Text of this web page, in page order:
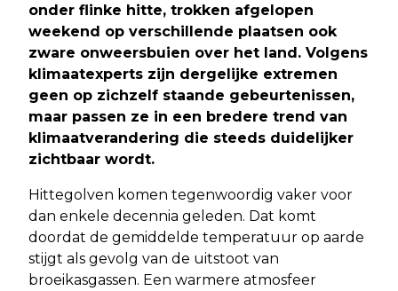
onder flinke hitte, trokken afgelopen
weekend op verschillende plaatsen ook
zware onweersbuien over het land. Volgens
klimaatexperts zijn dergelijke extremen
geen op zichzelf staande gebeurtenissen,
maar passen ze in een bredere trend van
klimaatverandering die steeds duidelijker
zichtbaar wordt.
Hittegolven komen tegenwoordig vaker voor
dan enkele decennia geleden. Dat komt
doordat de gemiddelde temperatuur op aarde
stijgt als gevolg van de uitstoot van
broeikasgassen. Een warmere atmosfeer